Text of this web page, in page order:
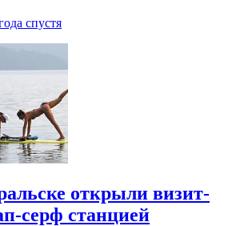
спустя
открыли визит-
серф станцией